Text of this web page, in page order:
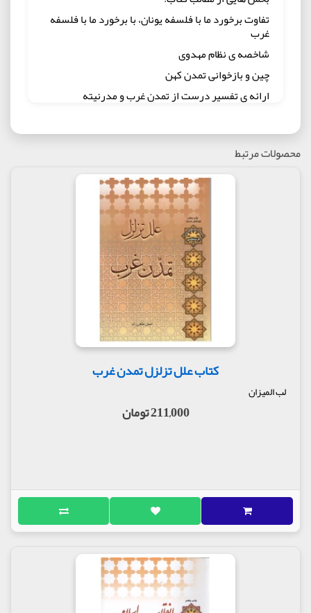
تفاوت برخورد ما با فلسفه یونان، با برخورد ما با فلسفه
غرب
شاخصه ی نظام مهدوی
چین و بازخوانی تمدن کهن
ارائه ی تفسیر درست از تمدن غرب و مدرنیته
جایگاه تمدن اسلامی نسبت به ایده آل های بشر
تغییر جهت میل ها، اولین فدم
آفت تعمیم علم غربی به همه تاریخ
شدت و ضعف یک تمدن در زندگی ساز بودن آن
کمیت گرایی غربی و غفلت از کیفیت
تفاوت نگاه فرهنگ مدرنیته و تفکر اسلامی به عالم
مولف : اصغر طاهرزاده
ناشر : انتشارات لب المیزان
محصولات مرتبط
کتاب علل تزلزل تمدن غرب
لب المیزان
211,000 تومان